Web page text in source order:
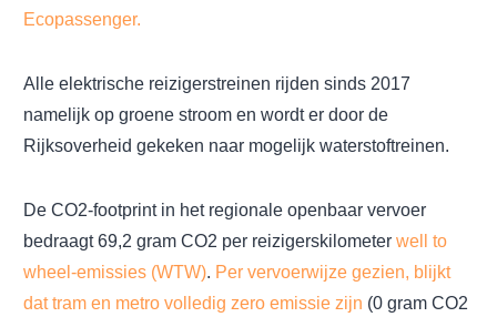
Ecopassenger.
Alle elektrische reizigerstreinen rijden sinds 2017
namelijk op groene stroom en wordt er door de
Rijksoverheid gekeken naar mogelijk waterstoftreinen.
De CO2-footprint in het regionale openbaar vervoer
bedraagt 69,2 gram CO2 per reizigerskilometer well to
wheel-emissies (WTW). Per vervoerwijze gezien, blijkt
dat tram en metro volledig zero emissie zijn (0 gram CO2